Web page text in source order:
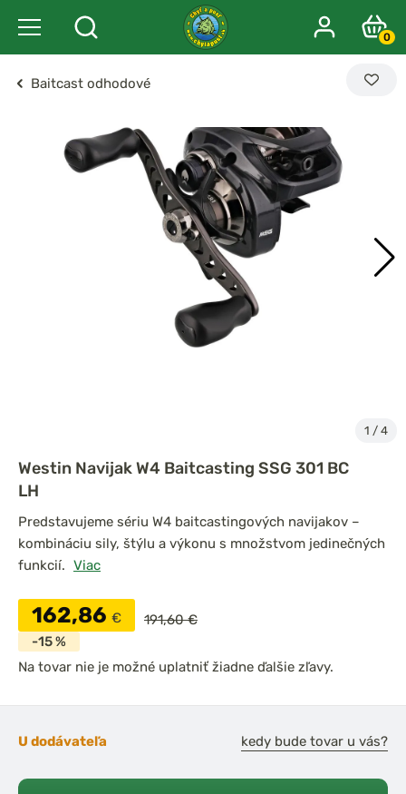
0
Baitcast odhodové
1 / 4
Westin Navijak W4 Baitcasting SSG 301 BC
LH
Predstavujeme sériu W4 baitcastingových navijakov –
kombináciu sily, štýlu a výkonu s množstvom jedinečných
funkcií. Viac
162,86 €
191,60 €
-15 %
Na tovar nie je možné uplatniť žiadne ďalšie zľavy.
U dodávateľa kedy bude tovar u vás?